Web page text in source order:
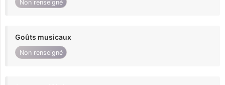
Non renseigné
Goûts musicaux
Non renseigné